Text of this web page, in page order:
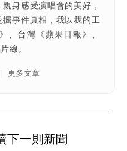
身感受演唱會的美好，
事件真相，我以我的工
、台灣《蘋果日報》、
線。
| 更多文章
下一則新聞